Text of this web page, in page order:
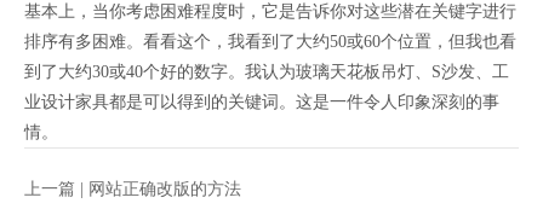
基本上，当你考虑困难程度时，它是告诉你对这些潜在关键字进行
排序有多困难。看看这个，我看到了大约50或60个位置，但我也看
到了大约30或40个好的数字。我认为玻璃天花板吊灯、S沙发、工
业设计家具都是可以得到的关键词。这是一件令人印象深刻的事
情。
上一篇 | 网站正确改版的方法